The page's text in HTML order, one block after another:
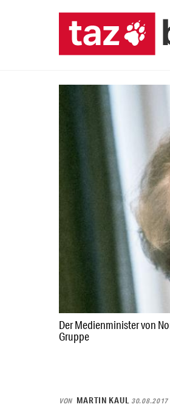
Der Medienminister von
Gruppe
VON MARTIN KAUL 30.08.2017